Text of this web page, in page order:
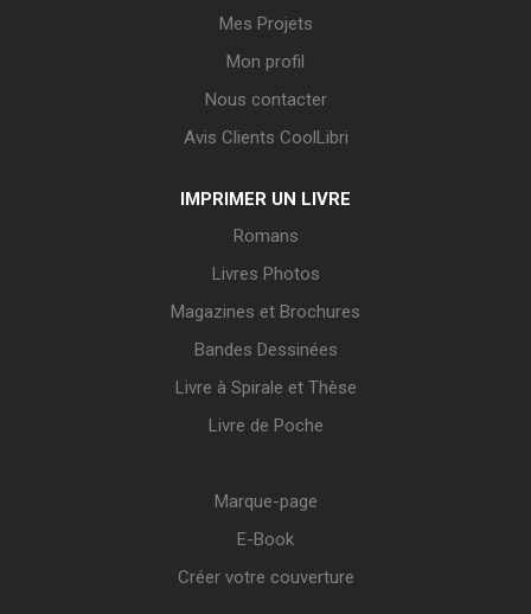
Mes Projets
Mon profil
Nous contacter
Avis Clients CoolLibri
IMPRIMER UN LIVRE
Romans
Livres Photos
Magazines et Brochures
Bandes Dessinées
Livre à Spirale et Thèse
Livre de Poche
Marque-page
E-Book
Créer votre couverture